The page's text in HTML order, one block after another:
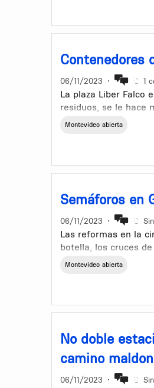
Contenedores
06/11/2023 • 1
La plaza Liber Falco
residuos, se le hace
residuos, no hay
Montevideo abierta
Semáforos en
06/11/2023 •
Las reformas en la
botella, los cruces
peligrosas para
Montevideo abierta
No doble
camino
06/11/2023 •